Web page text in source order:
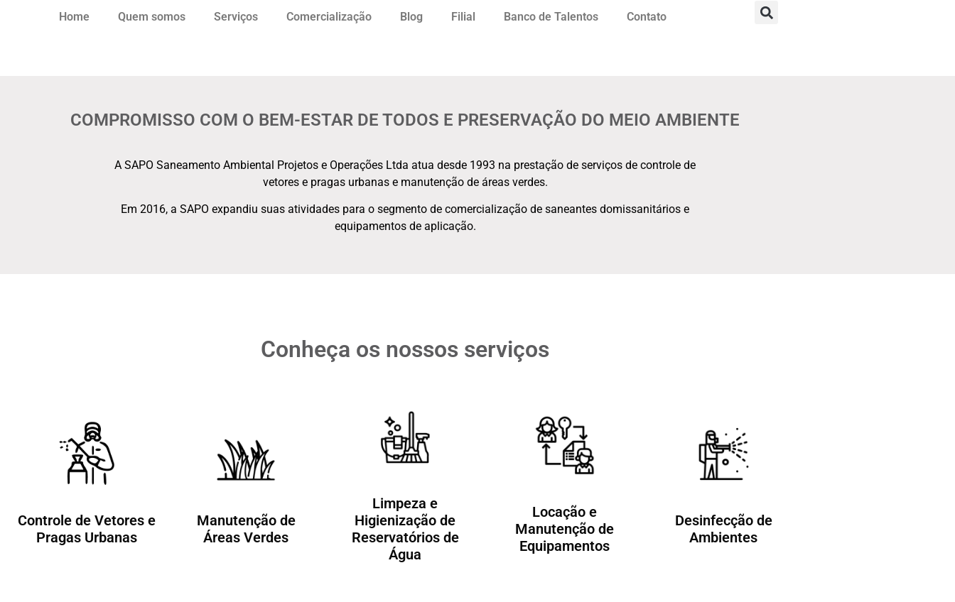
Home Quem somos Serviços Comercialização Blog Filial Banco de Talentos Contato
COMPROMISSO COM O BEM-ESTAR DE TODOS E PRESERVAÇÃO DO MEIO AMBIENTE
A SAPO Saneamento Ambiental Projetos e Operações Ltda atua desde 1993 na prestação de serviços de controle de
vetores e pragas urbanas e manutenção de áreas verdes.
Em 2016, a SAPO expandiu suas atividades para o segmento de comercialização de saneantes domissanitários e
equipamentos de aplicação.
Conheça os nossos serviços
Controle de Vetores e
Pragas Urbanas
Manutenção de
Áreas Verdes
Limpeza e
Higienização de
Reservatórios de
Água
Locação e
Manutenção de
Equipamentos
Desinfecção de
Ambientes